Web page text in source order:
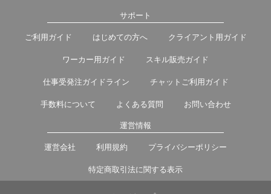
サポート
ご利用ガイド はじめての方へ クライアント用ガイド
ワーカー用ガイド スキル販売ガイド
仕事受発注ガイドライン チャットご利用ガイド
手数料について よくある質問 お問い合わせ
運営情報
運営会社 利用規約 プライバシーポリシー
特定商取引法に関する表示